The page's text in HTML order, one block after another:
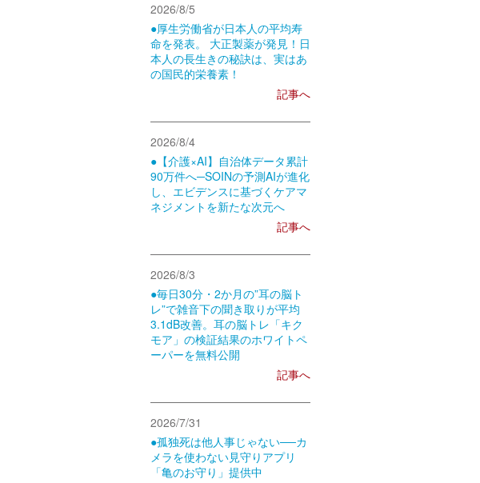
2026/8/5
●厚生労働省が日本人の平均寿
命を発表。 大正製薬が発見！日
本人の長生きの秘訣は、実はあ
の国民的栄養素！
記事へ
2026/8/4
●【介護×AI】自治体データ累計
90万件へ─SOINの予測AIが進化
し、エビデンスに基づくケアマ
ネジメントを新たな次元へ
記事へ
2026/8/3
●毎日30分・2か月の”耳の脳ト
レ”で雑音下の聞き取りが平均
3.1dB改善。耳の脳トレ「キク
モア」の検証結果のホワイトペ
ーパーを無料公開
記事へ
2026/7/31
●孤独死は他人事じゃない──カ
メラを使わない見守りアプリ
「亀のお守り」提供中